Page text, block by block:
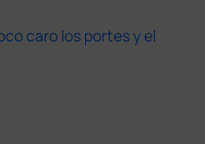
caro los portes y el